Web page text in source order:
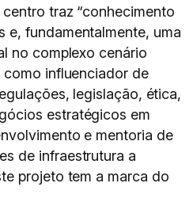
traz “conhecimento
e, fundamentalmente, uma
no complexo cenário
influenciador de
legislação, ética,
estratégicos em
e mentoria de
de infraestrutura a
projeto tem a marca do